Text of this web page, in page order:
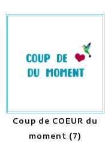
Coup de COEUR du
moment (7)